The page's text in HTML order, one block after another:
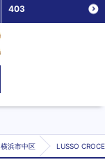
403
横浜市中区 LUSSO